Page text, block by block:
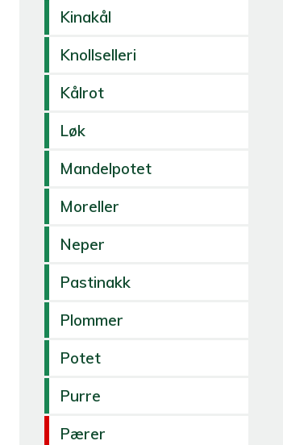
Kinakål
Knollselleri
Kålrot
Løk
Mandelpotet
Moreller
Neper
Pastinakk
Plommer
Potet
Purre
Pærer